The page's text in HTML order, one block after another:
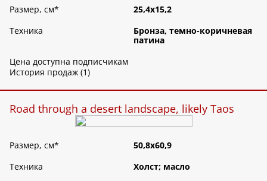
Размер, см*
25,4х15,2
Техника
Бронза, темно-коричневая
патина
Цена доступна подписчикам
История продаж (1)
Road through a desert landscape, likely Taos
Размер, см*
50,8х60,9
Техника
Холст; масло